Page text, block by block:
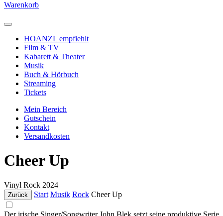
Warenkorb
HOANZL empfiehlt
Film & TV
Kabarett & Theater
Musik
Buch & Hörbuch
Streaming
Tickets
Mein Bereich
Gutschein
Kontakt
Versandkosten
Cheer Up
Vinyl Rock 2024
Zurück Start Musik Rock Cheer Up
Der irische Singer/Songwriter John Blek setzt seine produktive Serie